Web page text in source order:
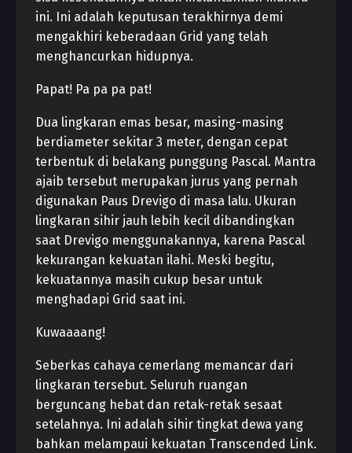
ini. Ini adalah keputusan terakhirnya demi
mengakhiri keberadaan Grid yang telah
menghancurkan hidupnya.
Papat! Pa pa pa pat!
Dua lingkaran emas besar, masing-masing
berdiameter sekitar 3 meter, dengan cepat
terbentuk di belakang punggung Pascal. Mantra
ajaib tersebut merupakan jurus yang pernah
digunakan Paus Drevigo di masa lalu. Ukuran
lingkaran sihir jauh lebih kecil dibandingkan
saat Drevigo menggunakannya, karena Pascal
kekurangan kekuatan ilahi. Meski begitu,
kekuatannya masih cukup besar untuk
menghadapi Grid saat ini.
Kuwaaaang!
Seberkas cahaya cemerlang memancar dari
lingkaran tersebut. Seluruh ruangan
berguncang hebat dan retak-retak sesaat
setelahnya. Ini adalah sihir tingkat dewa yang
bahkan melampaui kekuatan Transcended Link.